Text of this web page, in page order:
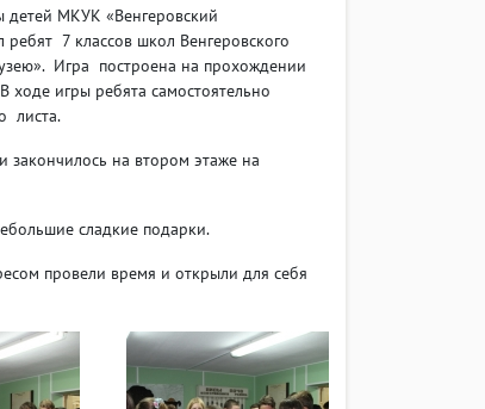
МКУК «Венгеровский
7 классов школ Венгеровского
Игра построена на прохождении
игры ребята самостоятельно
листа.
на втором этаже на
сладкие подарки.
провели время и открыли для себя